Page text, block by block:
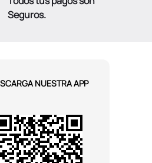
Seguros.
NUESTRA APP